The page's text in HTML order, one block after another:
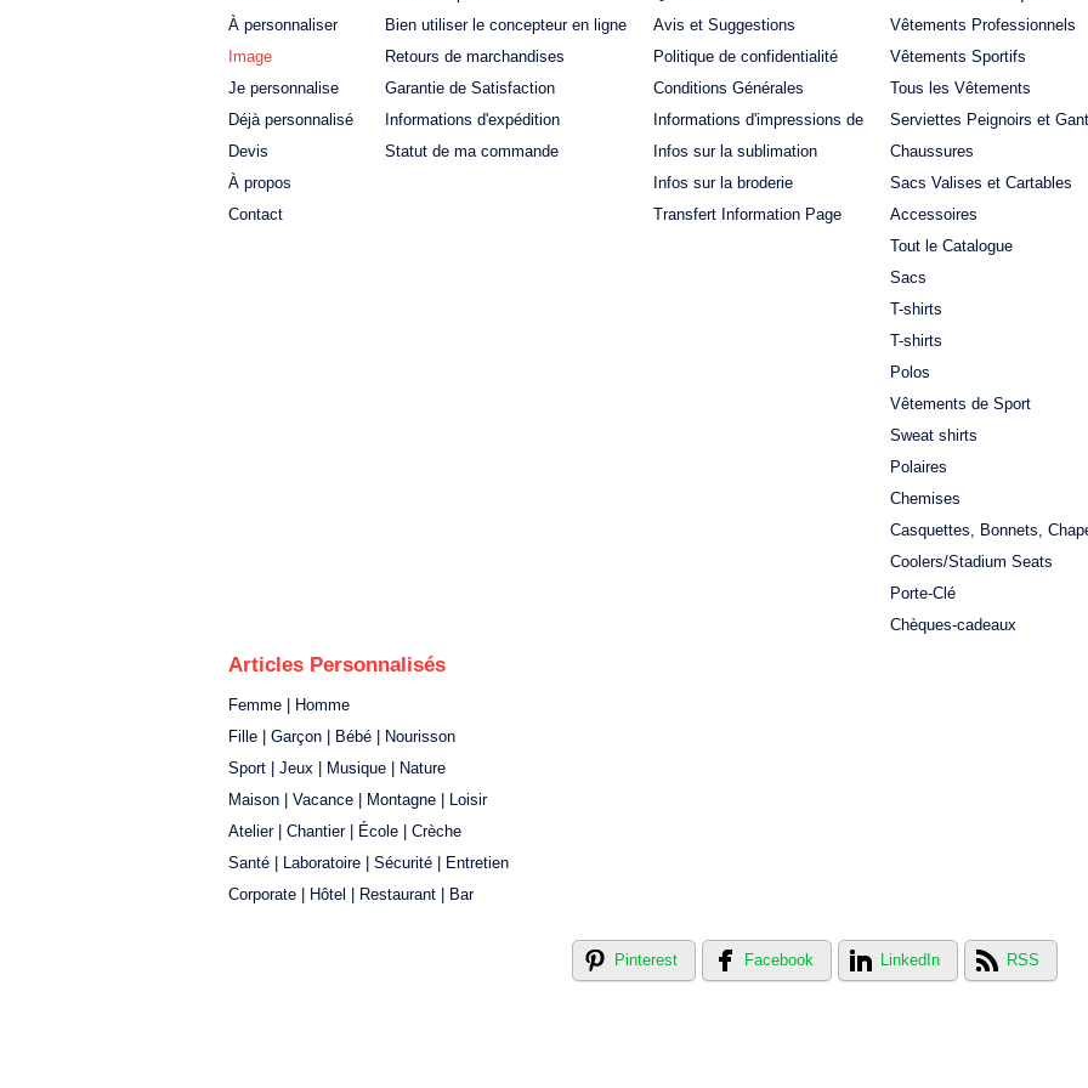
À personnaliser
Image
Je personnalise
Déjà personnalisé
Devis
À propos
Contact
Bien utiliser le concepteur en ligne
Retours de marchandises
Garantie de Satisfaction
Informations d'expédition
Statut de ma commande
Avis et Suggestions
Politique de confidentialité
Conditions Générales
Informations d'impressions de
Infos sur la sublimation
Infos sur la broderie
Transfert Information Page
Vêtements Professionnels
Vêtements Sportifs
Tous les Vêtements
Serviettes Peignoirs et
Chaussures
Sacs Valises et Cartables
Accessoires
Tout le Catalogue
Sacs
T-shirts
T-shirts
Polos
Vêtements de Sport
Sweat shirts
Polaires
Chemises
Casquettes, Bonnets,
Coolers/Stadium Seats
Porte-Clé
Chèques-cadeaux
Articles Personnalisés
Femme | Homme
Fille | Garçon | Bébé | Nourisson
Sport | Jeux | Musique | Nature
Maison | Vacance | Montagne | Loisir
Atelier | Chantier | École | Crèche
Santé | Laboratoire | Sécurité | Entretien
Corporate | Hôtel | Restaurant | Bar
Pinterest Facebook LinkedIn RSS